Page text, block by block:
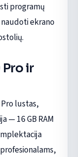
programų
ekrano
ir
lustas,
— 16 GB RAM